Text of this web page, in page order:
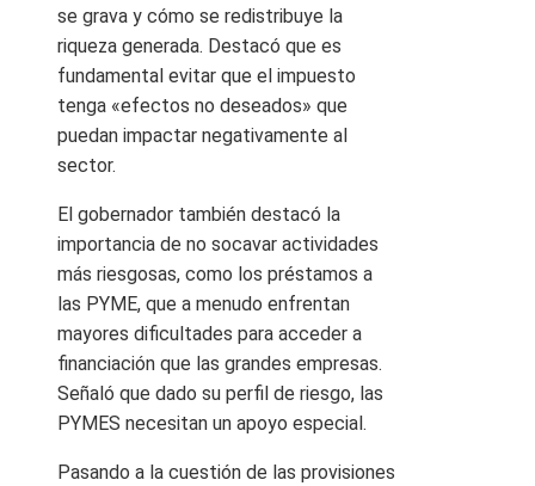
se grava y cómo se redistribuye la
riqueza generada. Destacó que es
fundamental evitar que el impuesto
tenga «efectos no deseados» que
puedan impactar negativamente al
sector.
El gobernador también destacó la
importancia de no socavar actividades
más riesgosas, como los préstamos a
las PYME, que a menudo enfrentan
mayores dificultades para acceder a
financiación que las grandes empresas.
Señaló que dado su perfil de riesgo, las
PYMES necesitan un apoyo especial.
Pasando a la cuestión de las provisiones